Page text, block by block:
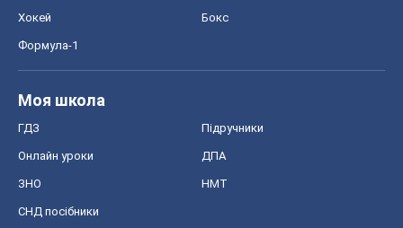
Хокей Бокс
Формула-1
Моя школа
ГДЗ Підручники
Онлайн уроки ДПА
ЗНО НМТ
СНД посібники